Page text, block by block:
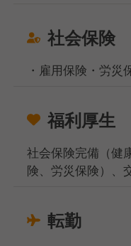
社会保険
・雇用保険・労災
福利厚生
社会保険完備（健
険、労災保険）、
転勤